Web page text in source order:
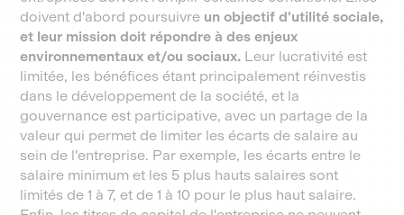
doivent d'abord poursuivre un objectif d'utilité sociale,
et leur mission doit répondre à des enjeux
environnementaux et/ou sociaux. Leur lucrativité est
limitée, les bénéfices étant principalement réinvestis
dans le développement de la société, et la
gouvernance est participative, avec un partage de la
valeur qui permet de limiter les écarts de salaire au
sein de l'entreprise. Par exemple, les écarts entre le
salaire minimum et les 5 plus hauts salaires sont
limités de 1 à 7, et de 1 à 10 pour le plus haut salaire.